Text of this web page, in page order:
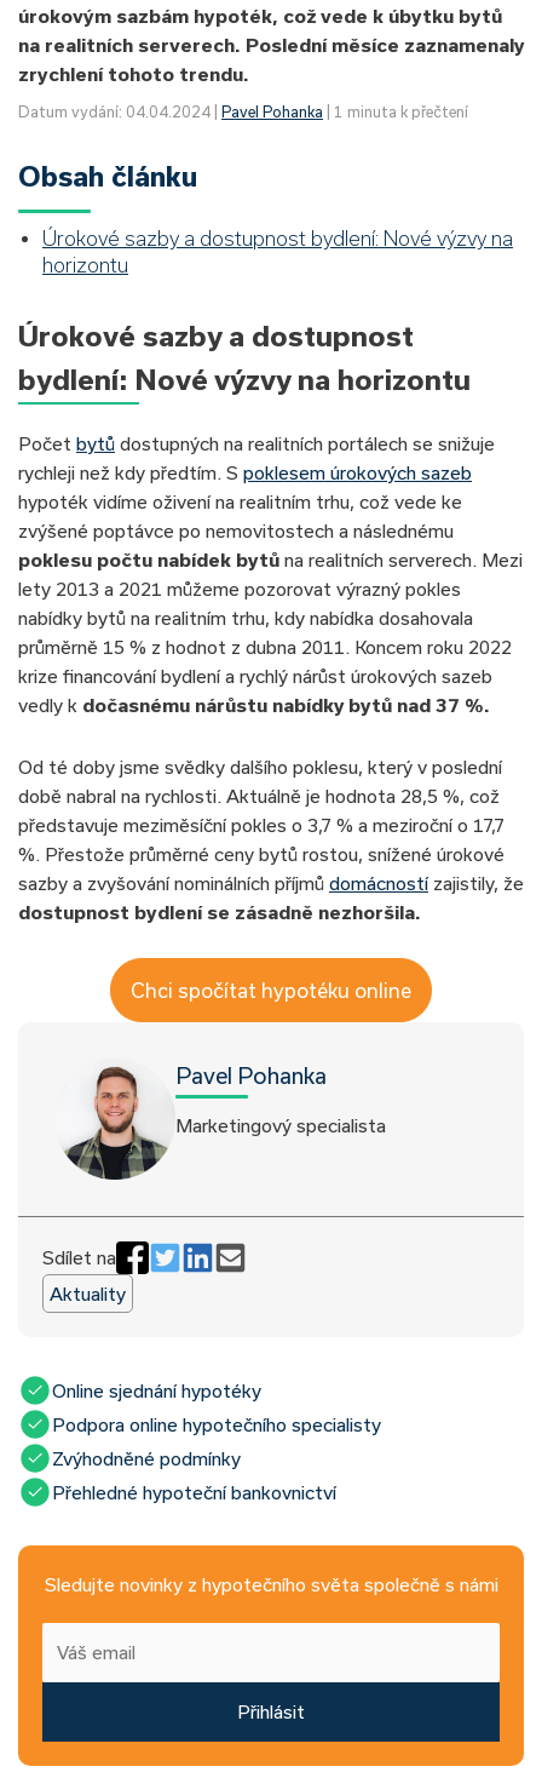
úrokovým sazbám hypoték, což vede k úbytku bytů
na realitních serverech. Poslední měsíce zaznamenaly
zrychlení tohoto trendu.
Datum vydání: 04.04.2024 | Pavel Pohanka | 1 minuta k přečtení
Obsah článku
Úrokové sazby a dostupnost bydlení: Nové výzvy na
horizontu
Úrokové sazby a dostupnost
bydlení: Nové výzvy na horizontu
Počet bytů dostupných na realitních portálech se snižuje
rychleji než kdy předtím. S poklesem úrokových sazeb
hypoték vidíme oživení na realitním trhu, což vede ke
zvýšené poptávce po nemovitostech a následnému
poklesu počtu nabídek bytů na realitních serverech. Mezi
lety 2013 a 2021 můžeme pozorovat výrazný pokles
nabídky bytů na realitním trhu, kdy nabídka dosahovala
průměrně 15 % z hodnot z dubna 2011. Koncem roku 2022
krize financování bydlení a rychlý nárůst úrokových sazeb
vedly k dočasnému nárůstu nabídky bytů nad 37 %.
Od té doby jsme svědky dalšího poklesu, který v poslední
době nabral na rychlosti. Aktuálně je hodnota 28,5 %, což
představuje meziměsíční pokles o 3,7 % a meziroční o 17,7
%. Přestože průměrné ceny bytů rostou, snížené úrokové
sazby a zvyšování nominálních příjmů domácnostízajistily, že
dostupnost bydlení se zásadně nezhoršila.
Chci spočítat hypotéku online
Pavel Pohanka
Marketingový specialista
Sdílet na
Aktuality
Online sjednání hypotéky
Podpora online hypotečního specialisty
Zvýhodněné podmínky
Přehledné hypoteční bankovnictví
Sledujte novinky z hypotečního světa společně s námi
Přihlásit